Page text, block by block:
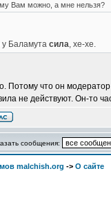
Вам можно, а мне нельзя?
у Баламута сила, хе-хе.
Потому что он
не действуют. Он-то
сообщения:
malchish.org -> О сайте